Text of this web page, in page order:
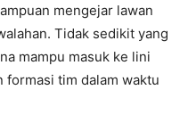
mengejar lawan
Tidak sedikit yang
mampu masuk ke lini
formasi tim dalam waktu